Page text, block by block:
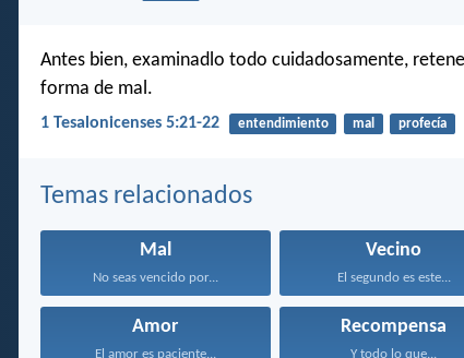
Antes bien, examinadlo todo cuidadosamente,
forma de mal.
1 Tesalonicenses 5:21-22 entendimiento mal profecía
Temas relacionados
Mal
No seas vencido por...
Vecino
El segundo es este...
Amor
El amor es paciente...
Recompensa
Y todo lo que...